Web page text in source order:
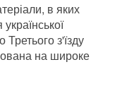
в яких
з'їзду
на широке